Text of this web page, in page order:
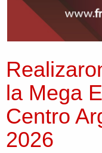
la Mega
Centro
2026